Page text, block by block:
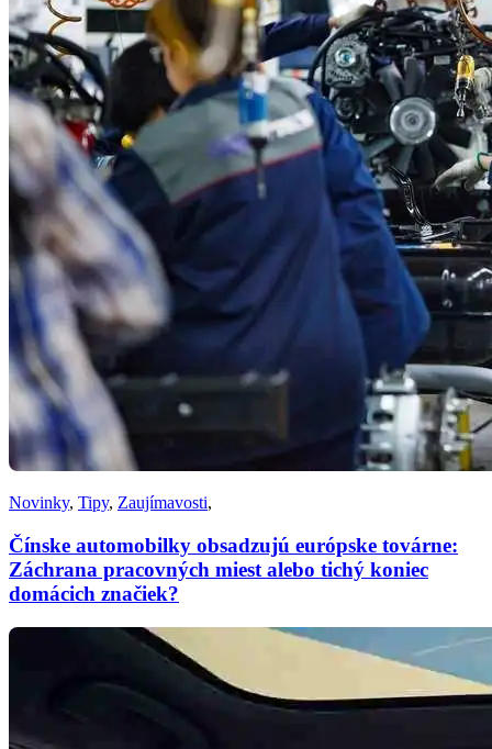
Novinky, Tipy, Zaujímavosti,
Čínske automobilky obsadzujú európske továrne:
Záchrana pracovných miest alebo tichý koniec
domácich značiek?